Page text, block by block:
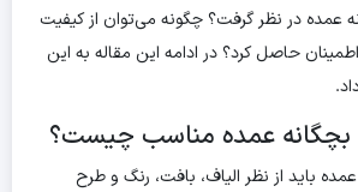
عمده در نظر گرفت؟ چگونه می‌توان از کیفیت
حاصل کرد؟ در ادامه این مقاله به این
عمده مناسب چیست؟
باید از نظر الیاف، بافت، رنگ و طرح